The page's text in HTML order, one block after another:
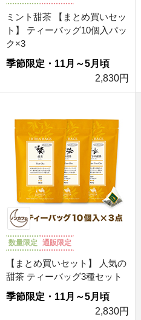
ミント甜茶 【まとめ買いセッ
ト】 ティーバッグ10個入パッ
ク×3
季節限定・11月～5月頃
2,830円
数量限定 通販限定
【まとめ買いセット】 人気の
甜茶 ティーバッグ3種セット
季節限定・11月～5月頃
2,830円